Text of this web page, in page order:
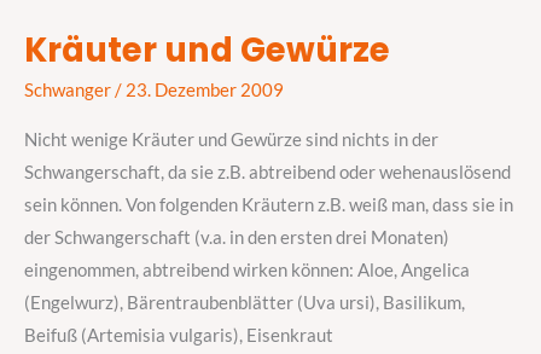
Kräuter und Gewürze
Schwanger/ 23. Dezember 2009
Nicht wenige Kräuter und Gewürze sind nichts in der
Schwangerschaft, da sie z.B. abtreibend oder wehenauslösend
sein können. Von folgenden Kräutern z.B. weiß man, dass sie in
der Schwangerschaft (v.a. in den ersten drei Monaten)
eingenommen, abtreibend wirken können: Aloe, Angelica
(Engelwurz), Bärentraubenblätter (Uva ursi), Basilikum,
Beifuß (Artemisia vulgaris), Eisenkraut
Kräuter